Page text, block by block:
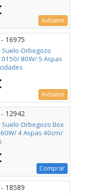
Avísame
16975
Orbegozo
0150/ 80W/ 5 Aspas
Avísame
12942
Orbegozo Box
4 Aspas 40cm/
Comprar
18589